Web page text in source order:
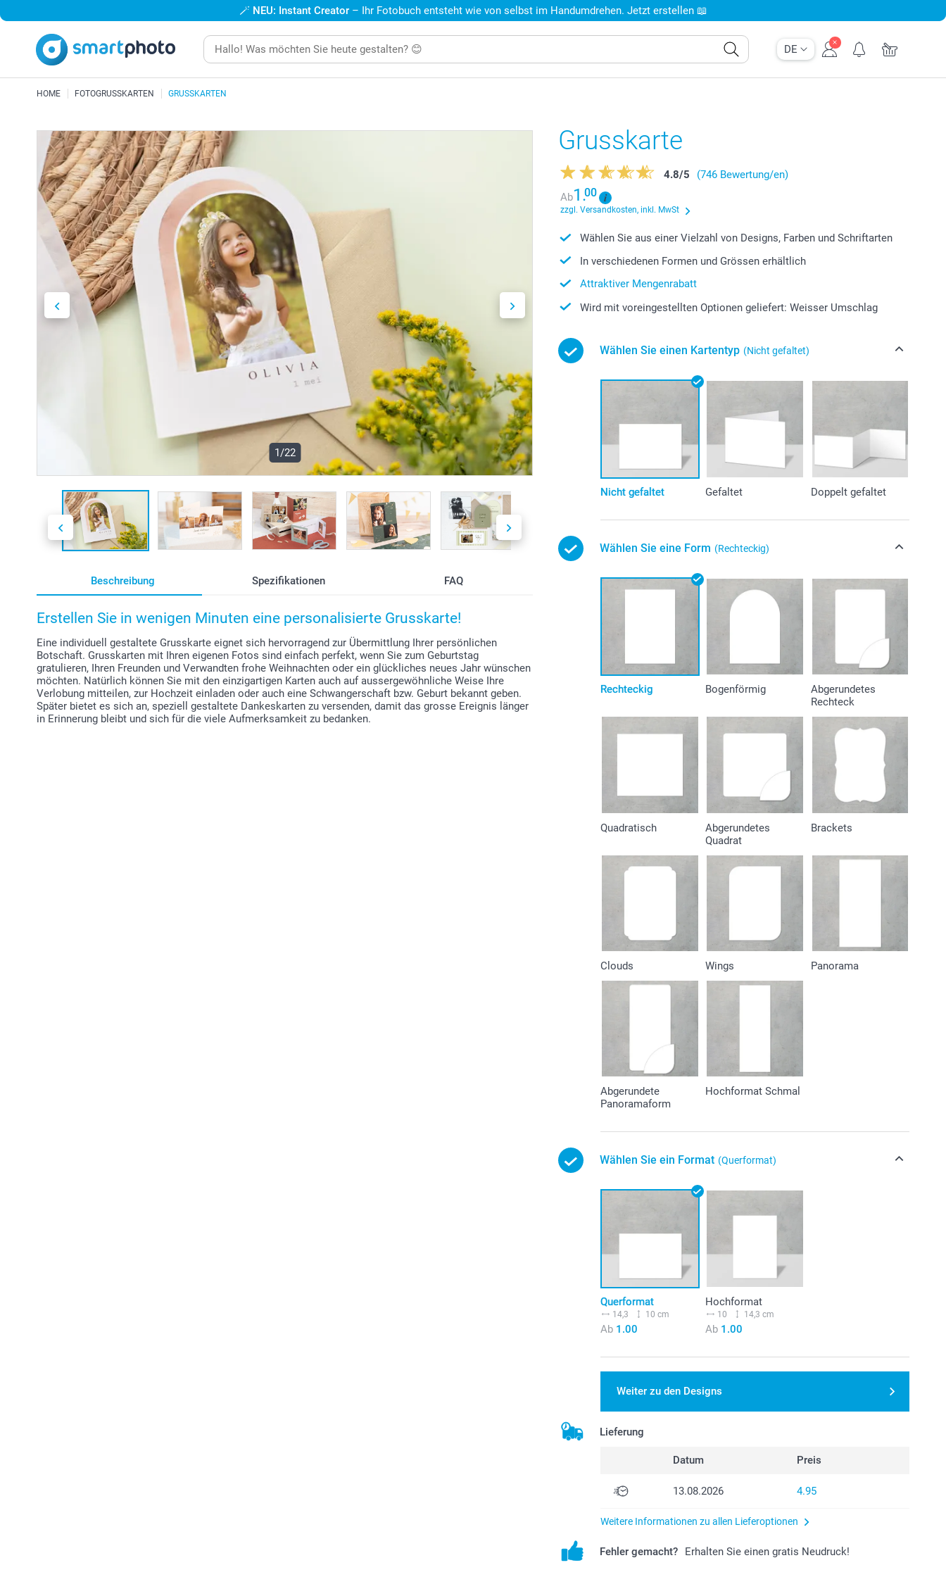
DE
🪄 NEU: Instant Creator – Ihr Fotobuch entsteht wie von selbst im Handumdrehen. Jetzt erstellen 📖
HOME FOTOGRUSSKARTEN GRUSSKARTEN
1/22
Beschreibung Spezifikationen FAQ
Erstellen Sie in wenigen Minuten eine personalisierte Grusskarte!
Eine individuell gestaltete Grusskarte eignet sich hervorragend zur Übermittlung Ihrer persönlichen
Botschaft. Grusskarten mit Ihren eigenen Fotos sind einfach perfekt, wenn Sie zum Geburtstag
gratulieren, Ihren Freunden und Verwandten frohe Weihnachten oder ein glückliches neues Jahr wünschen
möchten. Natürlich können Sie mit den einzigartigen Karten auch auf aussergewöhnliche Weise Ihre
Verlobung mitteilen, zur Hochzeit einladen oder auch eine Schwangerschaft bzw. Geburt bekannt geben.
Später bietet es sich an, speziell gestaltete Dankeskarten zu versenden, damit das grosse Ereignis länger
in Erinnerung bleibt und sich für die viele Aufmerksamkeit zu bedanken.
Grusskarte
4.8/5
(746 Bewertung/en)
Ab1.00
zzgl. Versandkosten, inkl. MwSt
Wählen Sie aus einer Vielzahl von Designs, Farben und Schriftarten
In verschiedenen Formen und Grössen erhältlich
Attraktiver Mengenrabatt
Wird mit voreingestellten Optionen geliefert: Weisser Umschlag
Wählen Sie einen Kartentyp (Nicht gefaltet)
Nicht gefaltet Gefaltet Doppelt gefaltet
Wählen Sie eine Form (Rechteckig)
Rechteckig Bogenförmig
Abgerundetes
Rechteck
Quadratisch
Abgerundetes
Quadrat
Brackets
Clouds Wings Panorama
Abgerundete
Panoramaform
Hochformat Schmal
Wählen Sie ein Format (Querformat)
Querformat
14,3 10 cm
Ab 1.00
Hochformat
10 14,3 cm
Ab 1.00
Weiter zu den Designs
Lieferung
Datum Preis
13.08.2026 4.95
Weitere Informationen zu allen Lieferoptionen
Fehler gemacht? Erhalten Sie einen gratis Neudruck!